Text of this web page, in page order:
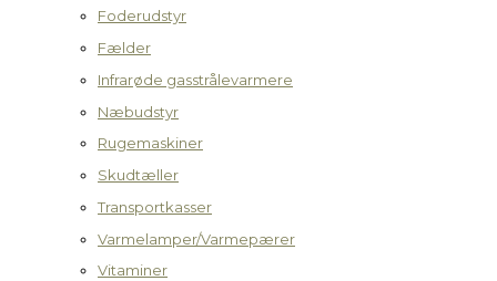
Foderudstyr
Fælder
Infrarøde gasstrålevarmere
Næbudstyr
Rugemaskiner
Skudtæller
Transportkasser
Varmelamper/Varmepærer
Vitaminer